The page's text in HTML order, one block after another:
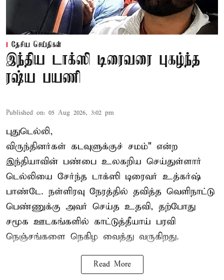
தேசிய செய்திகள்
இந்திய டாக்ஸி டிரைவரை புகழ்ந்த
ரஷ்ய பயணி
Published on: 05 Aug 2026, 3:02 pm
புதுடெல்லி,
விருந்தினர்கள் கடவுளுக்குச் சமம்" என்ற
இந்தியாவின் பண்பை உலகறிய செய்துள்ளார்
டெல்லியை சேர்ந்த டாக்ஸி டிரைவர் உத்கர்ஷ்
பாண்டே. நள்ளிரவு நேரத்தில் தவித்த வெளிநாட்டு
பெண்ணுக்கு அவர் செய்த உதவி, தற்போது
சமூக ஊடகங்களில் காட்டுத்தீயாய் பரவி
நெஞ்சங்களை நெகிழ வைத்து வருகிறது.
Read More